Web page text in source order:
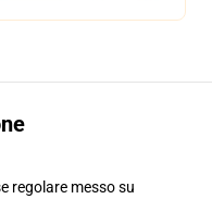
regolare messo su